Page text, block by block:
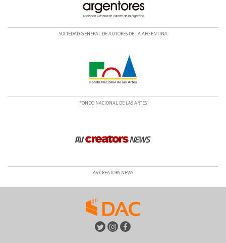
SOCIEDAD GENERAL DE AUTORES DE LA ARGENTINA
FONDO NACIONAL DE LAS ARTES
AV CREATORS NEWS